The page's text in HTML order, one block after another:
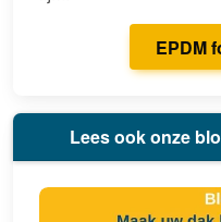
EPDM
Lees ook onze